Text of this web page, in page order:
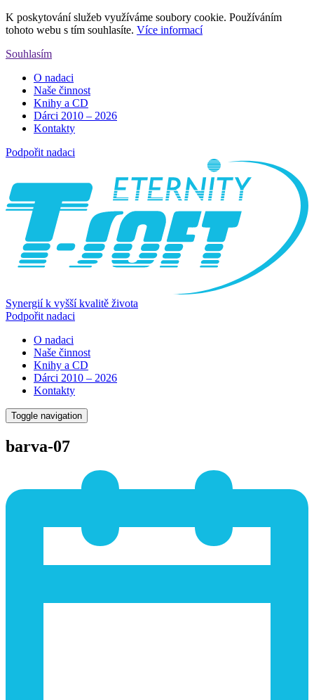
K poskytování služeb využíváme soubory cookie. Používáním
tohoto webu s tím souhlasíte. Více informací
Souhlasím
O nadaci
Naše činnost
Knihy a CD
Dárci 2010 – 2026
Kontakty
Podpořit nadaci
Synergií k vyšší kvalitě života
Podpořit nadaci
O nadaci
Naše činnost
Knihy a CD
Dárci 2010 – 2026
Kontakty
Toggle navigation
barva-07